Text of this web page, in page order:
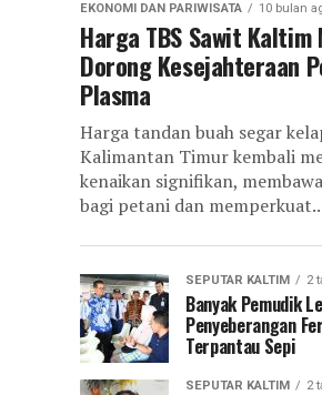
EKONOMI DAN PARIWISATA 10 bulan
Harga TBS Sawit
Dorong Kesejahteraan
Plasma
Harga tandan buah segar
Kalimantan Timur kembali
kenaikan signifikan,
bagi petani dan
SEPUTAR KALTIM 2
Banyak Pemudik
Penyeberangan
Terpantau Sepi
SEPUTAR KALTIM 2